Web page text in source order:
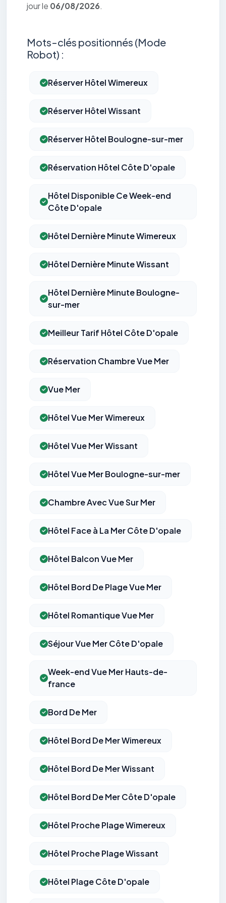
jour le 06/08/2026.
Mots-clés positionnés (Mode
Robot) :
Réserver Hôtel Wimereux
Réserver Hôtel Wissant
Réserver Hôtel Boulogne-sur-mer
Réservation Hôtel Côte D'opale
Hôtel Disponible Ce Week-end
Côte D'opale
Hôtel Dernière Minute Wimereux
Hôtel Dernière Minute Wissant
Hôtel Dernière Minute Boulogne-
sur-mer
Meilleur Tarif Hôtel Côte D'opale
Réservation Chambre Vue Mer
Vue Mer
Hôtel Vue Mer Wimereux
Hôtel Vue Mer Wissant
Hôtel Vue Mer Boulogne-sur-mer
Chambre Avec Vue Sur Mer
Hôtel Face à La Mer Côte D'opale
Hôtel Balcon Vue Mer
Hôtel Bord De Plage Vue Mer
Hôtel Romantique Vue Mer
Séjour Vue Mer Côte D'opale
Week-end Vue Mer Hauts-de-
france
Bord De Mer
Hôtel Bord De Mer Wimereux
Hôtel Bord De Mer Wissant
Hôtel Bord De Mer Côte D'opale
Hôtel Proche Plage Wimereux
Hôtel Proche Plage Wissant
Hôtel Plage Côte D'opale